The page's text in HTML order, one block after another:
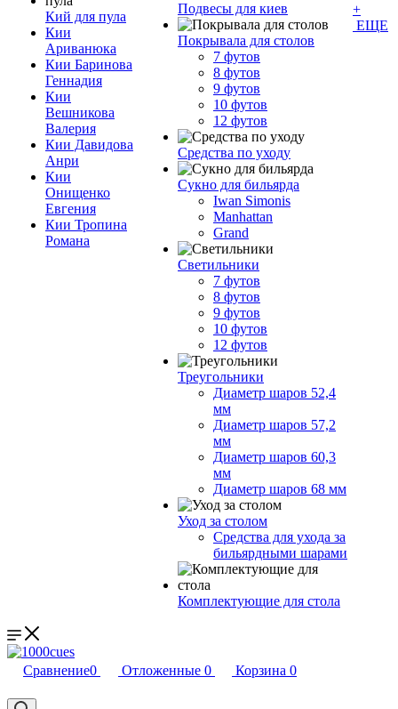
Кий для пула
Кии
Ариванюка
Кии Баринова
Геннадия
Кии
Вешникова
Валерия
Кии Давидова
Анри
Кии
Онищенко
Евгения
Кии Тропина
Романа
Подвесы для киев
Покрывала для столов
7 футов
8 футов
9 футов
10 футов
12 футов
Средства по уходу
Сукно для бильярда
Iwan Simonis
Manhattan
Grand
Светильники
7 футов
8 футов
9 футов
10 футов
12 футов
Треугольники
Диаметр шаров 52,4
мм
Диаметр шаров 57,2
мм
Диаметр шаров 60,3
мм
Диаметр шаров 68 мм
Уход за столом
Средства для ухода за
бильярдными шарами
Комплектующие для стола
+
ЕЩЕ
Сравнение0 Отложенные 0 Корзина 0